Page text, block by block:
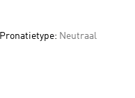
Pronatietype: Neutraal